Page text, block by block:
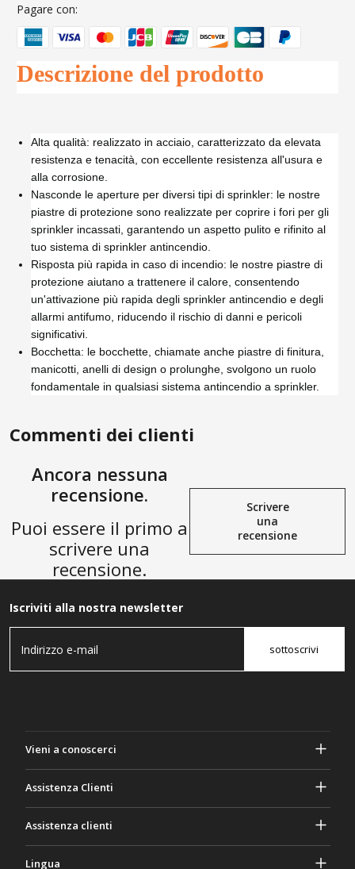
Pagare con:
Descrizione del prodotto
Alta qualità: realizzato in acciaio, caratterizzato da elevata
resistenza e tenacità, con eccellente resistenza all'usura e
alla corrosione.
Nasconde le aperture per diversi tipi di sprinkler: le nostre
piastre di protezione sono realizzate per coprire i fori per gli
sprinkler incassati, garantendo un aspetto pulito e rifinito al
tuo sistema di sprinkler antincendio.
Risposta più rapida in caso di incendio: le nostre piastre di
protezione aiutano a trattenere il calore, consentendo
un'attivazione più rapida degli sprinkler antincendio e degli
allarmi antifumo, riducendo il rischio di danni e pericoli
significativi.
Bocchetta: le bocchette, chiamate anche piastre di finitura,
manicotti, anelli di design o prolunghe, svolgono un ruolo
fondamentale in qualsiasi sistema antincendio a sprinkler.
Commenti dei clienti
Ancora nessuna
recensione.
Puoi essere il primo a
scrivere una
recensione.
Scrivere
una
recensione
Iscriviti alla nostra newsletter
sottoscrivi
Vieni a conoscerci
Termini e Condizioni
Assistenza Clienti
Assistenza clienti
Lingua